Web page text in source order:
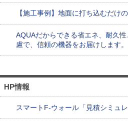
【施工事例】地面に打ち込むだけ
AQUAだからできる省エネ、耐久
慮で、信頼の機器をお届けします。
HP情報
スマートF-ウォール「見積シミュ